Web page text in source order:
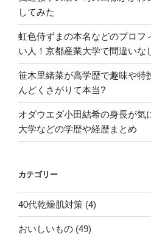
してみた
虹色侍ずまの本名などのプロフ
い人！京都産業大学で間違いな
笹木里緒菜が高学歴で趣味や特
んどくさがりて本当?
オダウエダ小田結希の身長が気
大学などの学歴や経歴まとめ
カテゴリー
40代乾燥肌対策 (4)
おいしいもの (49)